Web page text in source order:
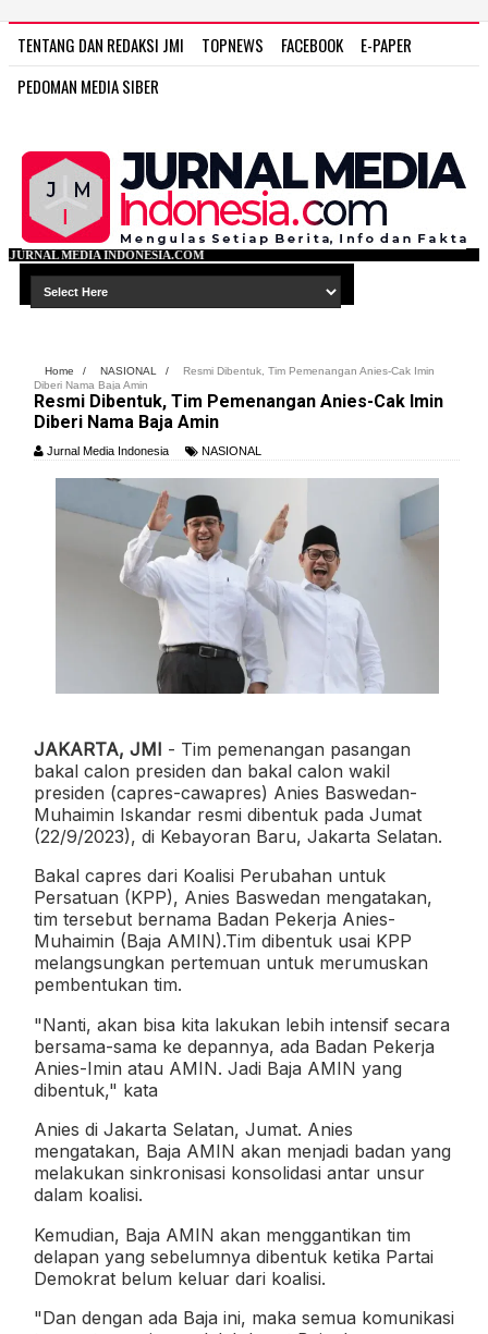
TENTANG DAN REDAKSI JMI TOPNEWS FACEBOOK
E-PAPER
PEDOMAN MEDIA SIBER
Home / NASIONAL /
Resmi Dibentuk, Tim Pemenangan Anies-Cak Imin
Diberi Nama Baja Amin
Resmi Dibentuk, Tim Pemenangan Anies-Cak Imin
Diberi Nama Baja Amin
Jurnal Media Indonesia NASIONAL
JAKARTA, JMI - Tim pemenangan pasangan
bakal calon presiden dan bakal calon wakil
presiden (capres-cawapres) Anies Baswedan-
Muhaimin Iskandar resmi dibentuk pada Jumat
(22/9/2023), di Kebayoran Baru, Jakarta Selatan.
Bakal capres dari Koalisi Perubahan untuk
Persatuan (KPP), Anies Baswedan mengatakan,
tim tersebut bernama Badan Pekerja Anies-
Muhaimin (Baja AMIN).Tim dibentuk usai KPP
melangsungkan pertemuan untuk merumuskan
pembentukan tim.
"Nanti, akan bisa kita lakukan lebih intensif secara
bersama-sama ke depannya, ada Badan Pekerja
Anies-Imin atau AMIN. Jadi Baja AMIN yang
dibentuk," kata
Anies di Jakarta Selatan, Jumat. Anies
mengatakan, Baja AMIN akan menjadi badan yang
melakukan sinkronisasi konsolidasi antar unsur
dalam koalisi.
Kemudian, Baja AMIN akan menggantikan tim
delapan yang sebelumnya dibentuk ketika Partai
Demokrat belum keluar dari koalisi.
"Dan dengan ada Baja ini, maka semua komunikasi